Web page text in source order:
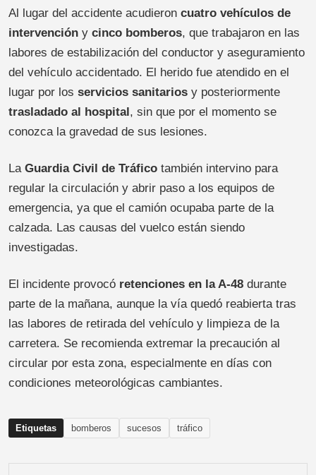
Al lugar del accidente acudieron cuatro vehículos de
intervención y cinco bomberos, que trabajaron en las
labores de estabilización del conductor y aseguramiento
del vehículo accidentado. El herido fue atendido en el
lugar por los servicios sanitarios y posteriormente
trasladado al hospital, sin que por el momento se
conozca la gravedad de sus lesiones.
La Guardia Civil de Tráfico también intervino para
regular la circulación y abrir paso a los equipos de
emergencia, ya que el camión ocupaba parte de la
calzada. Las causas del vuelco están siendo
investigadas.
El incidente provocó retenciones en la A-48 durante
parte de la mañana, aunque la vía quedó reabierta tras
las labores de retirada del vehículo y limpieza de la
carretera. Se recomienda extremar la precaución al
circular por esta zona, especialmente en días con
condiciones meteorológicas cambiantes.
Etiquetas bomberos sucesos tráfico